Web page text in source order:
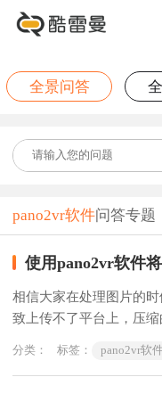
全景问答
pano2vr软件问答专题
使用pano2vr软件
相信大家在处理图片的
致上传不了平台上，压
呢？
分类： 标签： pano2vr软